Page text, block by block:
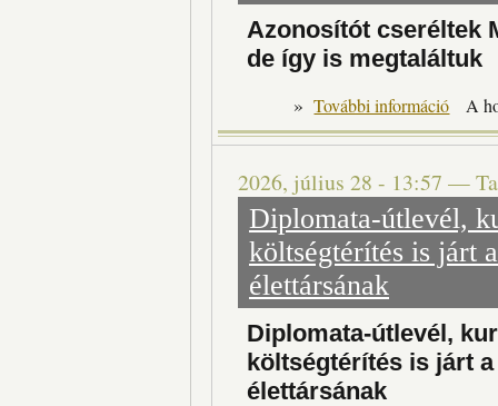
Azonosítót cseréltek
de így is megtaláltuk
» További információ A
2026, július 28 - 13:57 —
Diplomata-útlevél,
költségtérítés is járt
élettársának
Diplomata-útlevél,
költségtérítés is járt
élettársának